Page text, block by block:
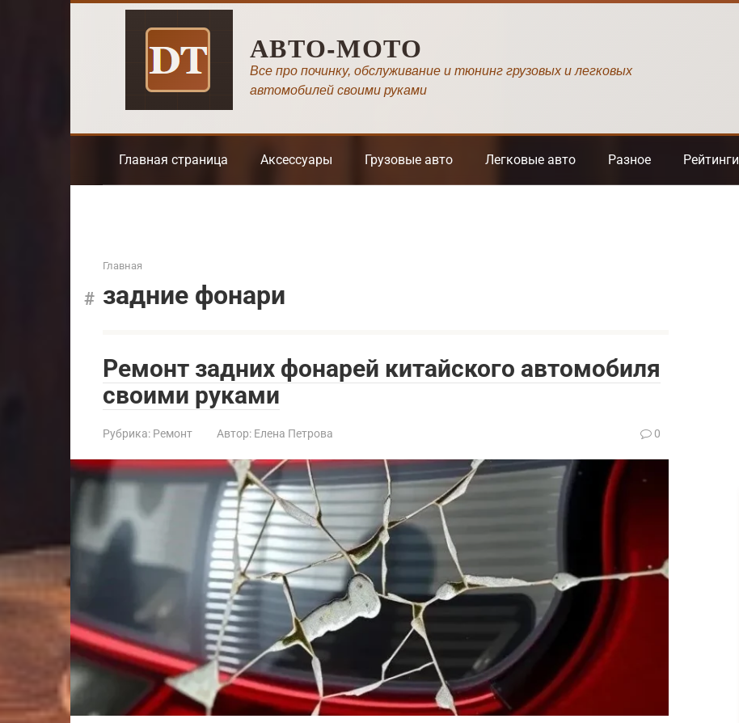
АВТО-МОТО
Все про починку, обслуживание и тюнинг грузовых и легковых
автомобилей своими руками
Главная страница Аксессуары Грузовые авто Легковые авто Разное Рейтинги
Главная
задние фонари
Ремонт задних фонарей китайского автомобиля
своими руками
Рубрика: Ремонт Автор: Елена Петрова 0